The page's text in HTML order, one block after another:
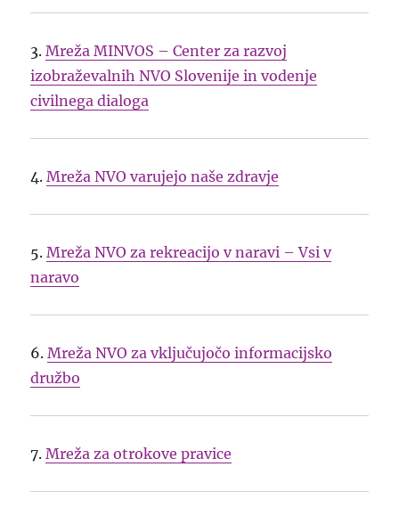
3.Mreža MINVOS – Center za razvoj
izobraževalnih NVO Slovenije in vodenje
civilnega dialoga
4.Mreža NVO varujejo naše zdravje
5.Mreža NVO za rekreacijo v naravi – Vsi v
naravo
6.Mreža NVO za vključujočo informacijsko
družbo
7.Mreža za otrokove pravice